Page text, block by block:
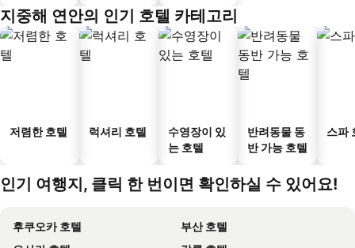
지중해 연안의 인기 호텔 카테고리
저렴한 호텔 럭셔리 호텔
수영장이 있
는 호텔
반려동물 동
반 가능 호텔
스파
인기 여행지, 클릭 한 번이면 확인하실 수 있어요!
후쿠오카 호텔
부산 호텔